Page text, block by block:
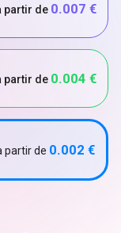
partir de 0.007 €
partir de 0.004 €
partir de 0.002 €